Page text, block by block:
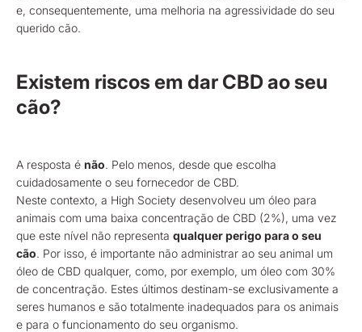
e, consequentemente, uma melhoria na agressividade do seu
querido cão.
Existem riscos em dar CBD ao seu
cão?
A resposta é não. Pelo menos, desde que escolha
cuidadosamente o seu fornecedor de CBD.
Neste contexto, a High Society desenvolveu um óleo para
animais com uma baixa concentração de CBD (2%), uma vez
que este nível não representa qualquer perigo para o seu
cão. Por isso, é importante não administrar ao seu animal um
óleo de CBD qualquer, como, por exemplo, um óleo com 30%
de concentração. Estes últimos destinam-se exclusivamente a
seres humanos e são totalmente inadequados para os animais
e para o funcionamento do seu organismo.